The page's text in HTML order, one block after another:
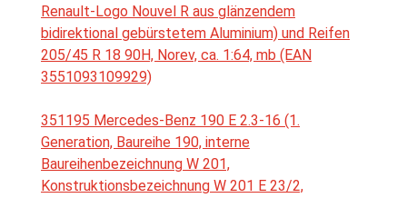
Renault-Logo Nouvel R aus glänzendem
bidirektional gebürstetem Aluminium) und Reifen
205/45 R 18 90H, Norev, ca. 1:64, mb (EAN
3551093109929)
351195 Mercedes-Benz 190 E 2.3-16 (1.
Generation, Baureihe 190, interne
Baureihenbezeichnung W 201,
Konstruktionsbezeichnung W 201 E 23/2,